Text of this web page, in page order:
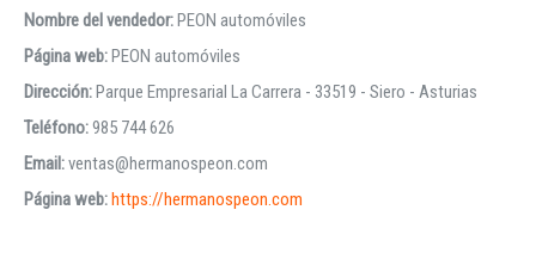
Nombre del vendedor:PEON automóviles
Página web:PEON automóviles
Dirección:Parque Empresarial La Carrera - 33519 - Siero - Asturias
Teléfono:985 744 626
Email:ventas@hermanospeon.com
Página web:https://hermanospeon.com